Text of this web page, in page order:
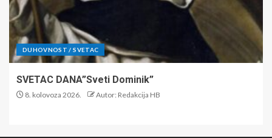
DUHOVNOST / SVETAC
SVETAC DANA”Sveti Dominik”
8. kolovoza 2026. Autor: Redakcija HB